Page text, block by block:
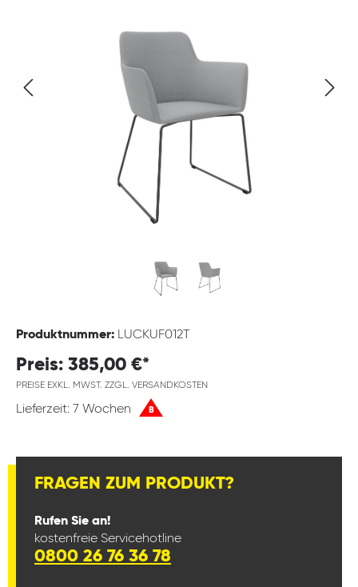
Produktnummer: LUCKUF012T
Preis: 385,00 €*
PREISE EXKL. MWST. ZZGL. VERSANDKOSTEN
Lieferzeit: 7 Wochen B
FRAGEN ZUM PRODUKT?
Rufen Sie an!
kostenfreie Servicehotline
0800 26 76 36 78